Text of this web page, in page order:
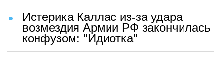
Истерика Каллас из-за удара
возмездия Армии РФ закончилась
конфузом: "Идиотка"